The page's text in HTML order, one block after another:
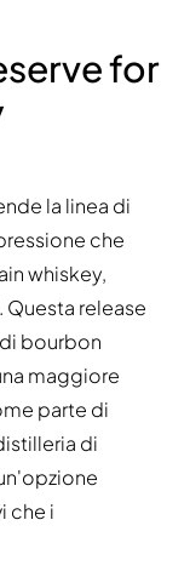
for
la linea di
che
whiskey,
release
bourbon
maggiore
parte di
di
che i